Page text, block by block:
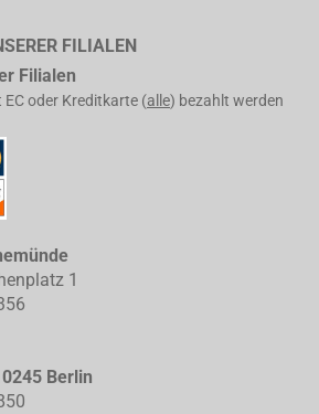
FILIALEN
Filialen
EC oder Kreditkarte (alle) bezahlt werden
1
Berlin